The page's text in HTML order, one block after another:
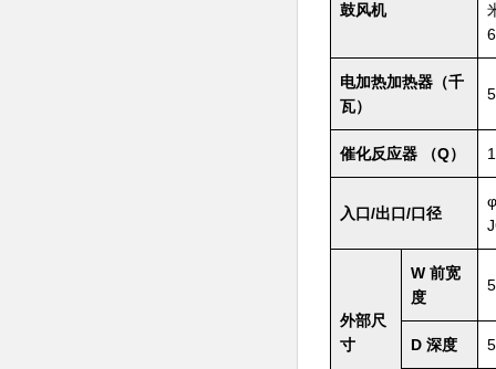
鼓风机
电加热加热器（千
瓦）
5
催化反应器 （Q）
入口/出口/口径
外部尺
寸
W 前宽
度
D 深度